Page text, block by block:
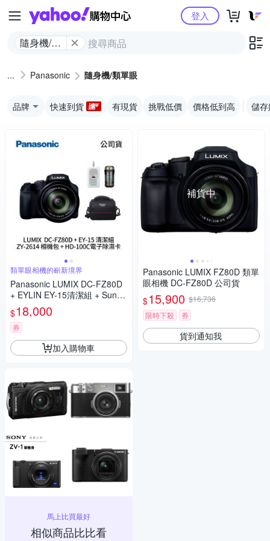
Yahoo購物中心
隨身機/類
登入
Panasonic 隨身機/類單眼
品牌 快速到貨 有現貨 挑戰低價 價格低到高 儲
類單眼相機的嶄新境界
Panasonic LUMIX DC-FZ80D
+ EYLIN EY-15清潔組 + SunLi
ght ZY-2614相機包 + EirMai 銳
瑪 HD-100C電子除濕卡 FZ80
D (公司貨)
$18,000
券
加入購物車
馬上比買最好
相似商品比比看
補貨中
Panasonic LUMIX FZ80D 類單
眼相機 DC-FZ80D 公司貨
$15,900 $16,736
限時下殺
券
貨到通知我